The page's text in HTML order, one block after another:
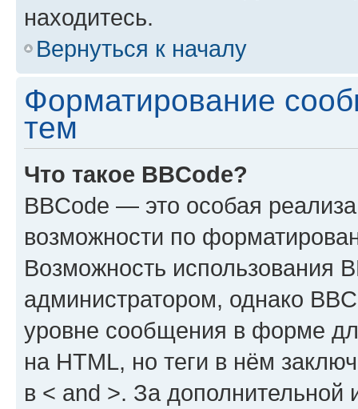
находитесь.
Вернуться к началу
Форматирование
тем
Что такое BBCode?
BBCode — это особая
возможности по
Возможность использования
администратором, однако
уровне сообщения в форме
на HTML, но теги в нём
в < and >. За